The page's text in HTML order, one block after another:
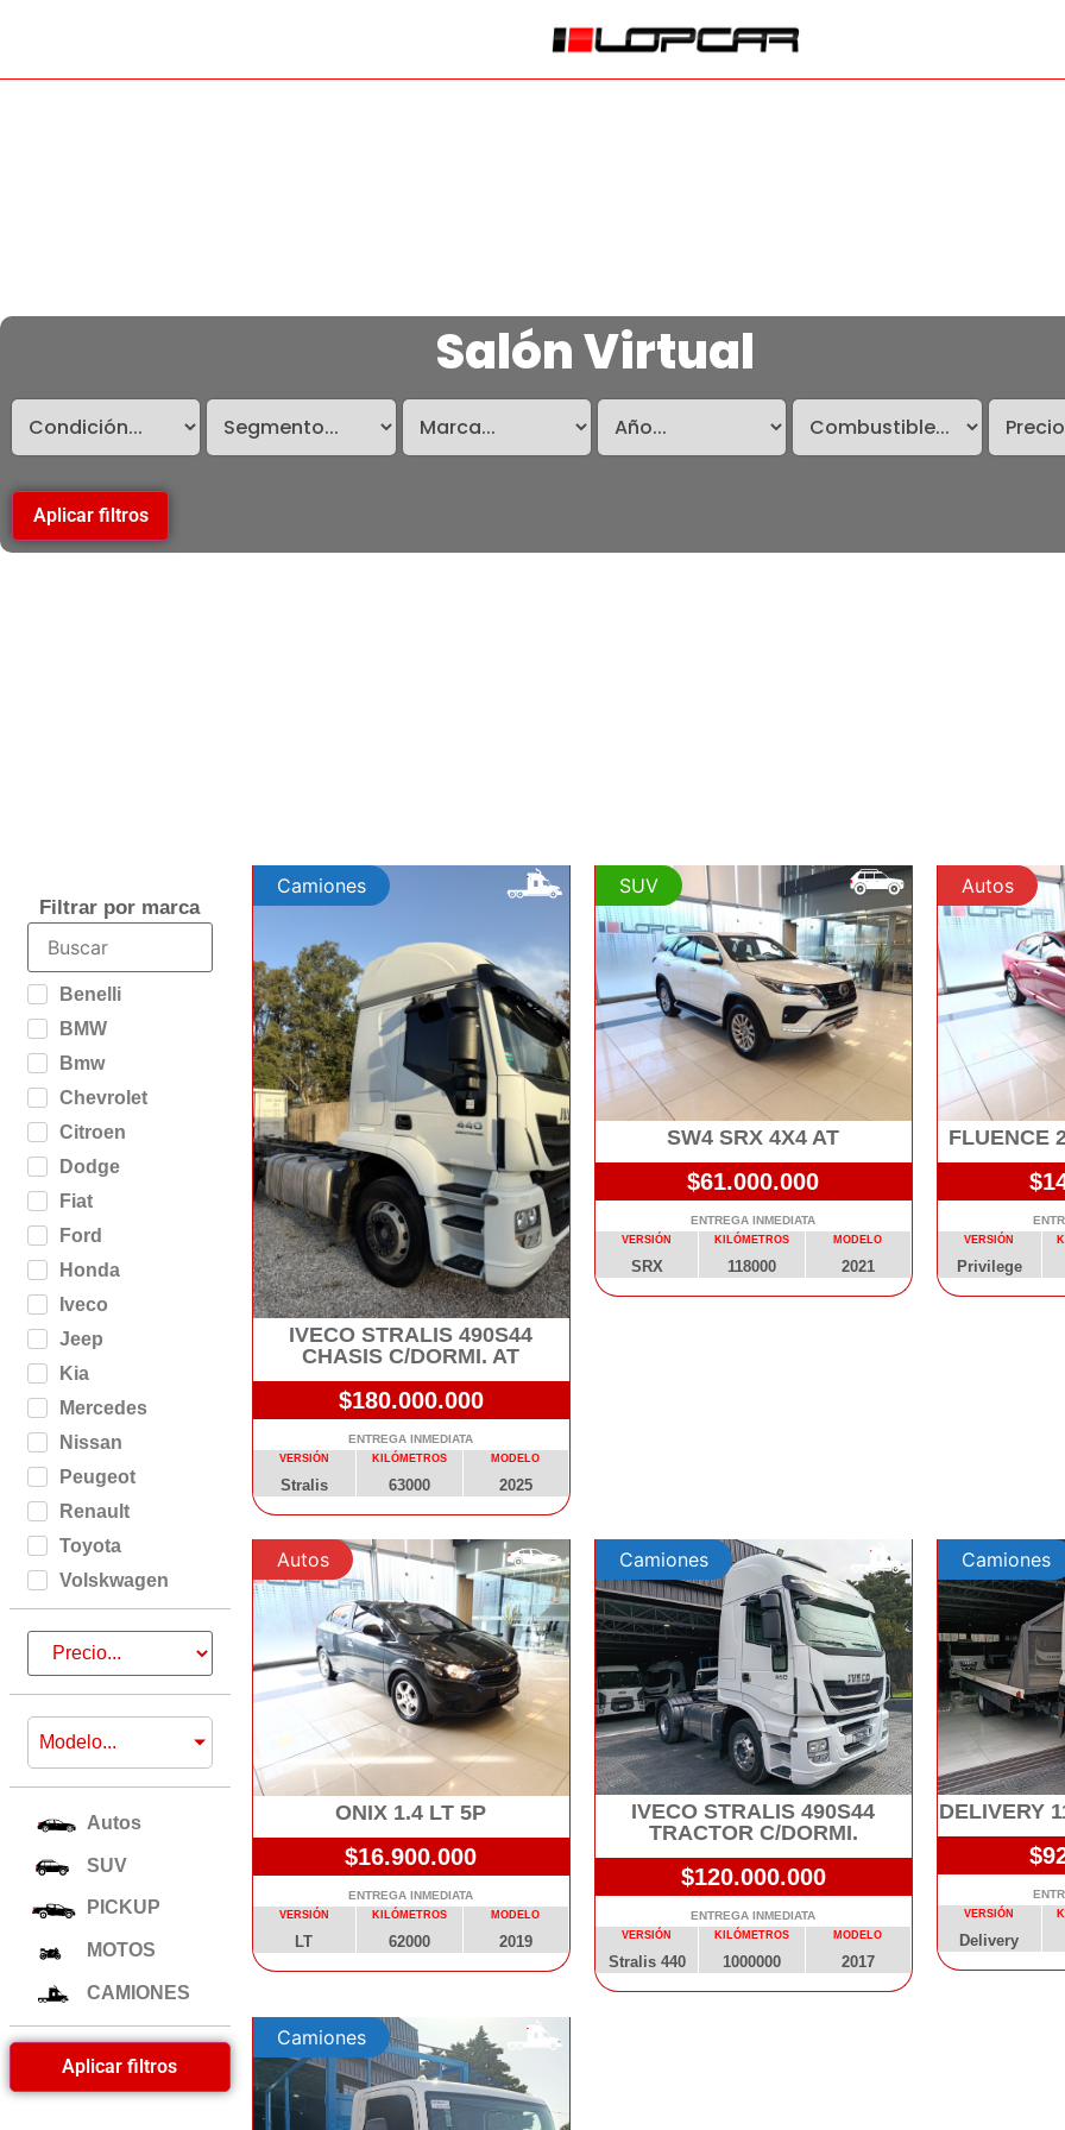
Salón Virtual
Aplicar filtros
Filtrar por marca
Benelli
BMW
Bmw
Chevrolet
Citroen
Dodge
Fiat
Ford
Honda
Iveco
Jeep
Kia
Mercedes
Nissan
Peugeot
Renault
Toyota
Volskwagen
Modelo...
Autos
SUV
PICKUP
MOTOS
CAMIONES
Aplicar filtros
Camiones
IVECO STRALIS 490S44
CHASIS C/DORMI. AT
$180.000.000
ENTREGA INMEDIATA
VERSIÓN
Stralis
KILÓMETROS
63000
MODELO
2025
SUV
SW4 SRX 4X4 AT
$61.000.000
ENTREGA INMEDIATA
VERSIÓN
SRX
KILÓMETROS
118000
MODELO
2021
Autos
FLUENCE
VERSIÓN
Privilege
Autos
ONIX 1.4 LT 5P
$16.900.000
ENTREGA INMEDIATA
VERSIÓN
LT
KILÓMETROS
62000
MODELO
2019
Camiones
IVECO STRALIS 490S44
TRACTOR C/DORMI.
$120.000.000
ENTREGA INMEDIATA
VERSIÓN
Stralis 440
KILÓMETROS
1000000
MODELO
2017
Camiones
DELIVERY
VERSIÓN
Delivery
Camiones